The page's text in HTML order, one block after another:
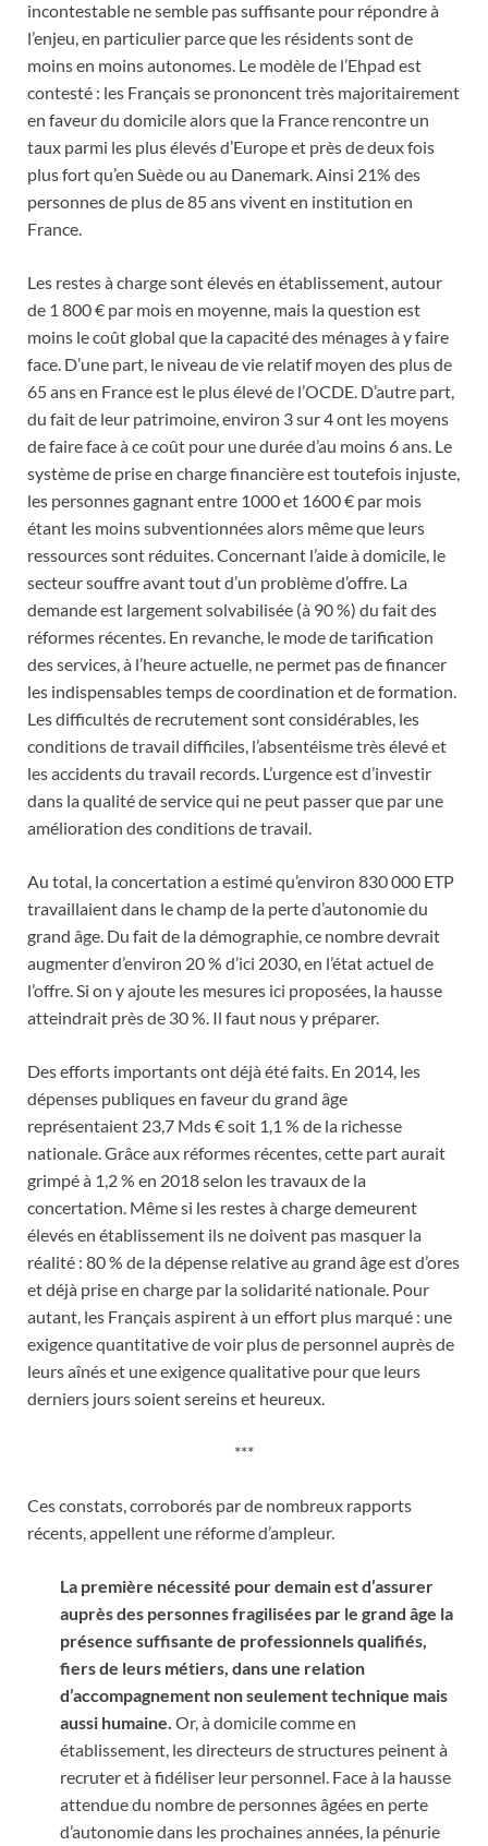
incontestable ne semble pas suffisante pour répondre à
l’enjeu, en particulier parce que les résidents sont de
moins en moins autonomes. Le modèle de l’Ehpad est
contesté : les Français se prononcent très majoritairement
en faveur du domicile alors que la France rencontre un
taux parmi les plus élevés d’Europe et près de deux fois
plus fort qu’en Suède ou au Danemark. Ainsi 21% des
personnes de plus de 85 ans vivent en institution en
France.
Les restes à charge sont élevés en établissement, autour
de 1 800 € par mois en moyenne, mais la question est
moins le coût global que la capacité des ménages à y faire
face. D’une part, le niveau de vie relatif moyen des plus de
65 ans en France est le plus élevé de l’OCDE. D’autre part,
du fait de leur patrimoine, environ 3 sur 4 ont les moyens
de faire face à ce coût pour une durée d’au moins 6 ans. Le
système de prise en charge financière est toutefois injuste,
les personnes gagnant entre 1000 et 1600 € par mois
étant les moins subventionnées alors même que leurs
ressources sont réduites. Concernant l’aide à domicile, le
secteur souffre avant tout d’un problème d’offre. La
demande est largement solvabilisée (à 90 %) du fait des
réformes récentes. En revanche, le mode de tarification
des services, à l’heure actuelle, ne permet pas de financer
les indispensables temps de coordination et de formation.
Les difficultés de recrutement sont considérables, les
conditions de travail difficiles, l’absentéisme très élevé et
les accidents du travail records. L’urgence est d’investir
dans la qualité de service qui ne peut passer que par une
amélioration des conditions de travail.
Au total, la concertation a estimé qu’environ 830 000 ETP
travaillaient dans le champ de la perte d’autonomie du
grand âge. Du fait de la démographie, ce nombre devrait
augmenter d’environ 20 % d’ici 2030, en l’état actuel de
l’offre. Si on y ajoute les mesures ici proposées, la hausse
atteindrait près de 30 %. Il faut nous y préparer.
Des efforts importants ont déjà été faits. En 2014, les
dépenses publiques en faveur du grand âge
représentaient 23,7 Mds € soit 1,1 % de la richesse
nationale. Grâce aux réformes récentes, cette part aurait
grimpé à 1,2 % en 2018 selon les travaux de la
concertation. Même si les restes à charge demeurent
élevés en établissement ils ne doivent pas masquer la
réalité : 80 % de la dépense relative au grand âge est d’ores
et déjà prise en charge par la solidarité nationale. Pour
autant, les Français aspirent à un effort plus marqué : une
exigence quantitative de voir plus de personnel auprès de
leurs aînés et une exigence qualitative pour que leurs
derniers jours soient sereins et heureux.
***
Ces constats, corroborés par de nombreux rapports
récents, appellent une réforme d’ampleur.
La première nécessité pour demain est d’assurer
auprès des personnes fragilisées par le grand âge la
présence suffisante de professionnels qualifiés,
fiers de leurs métiers, dans une relation
d’accompagnement non seulement technique mais
aussi humaine. Or, à domicile comme en
établissement, les directeurs de structures peinent à
recruter et à fidéliser leur personnel. Face à la hausse
attendue du nombre de personnes âgées en perte
d’autonomie dans les prochaines années, la pénurie